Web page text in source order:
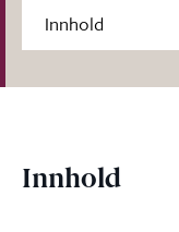
Innhold